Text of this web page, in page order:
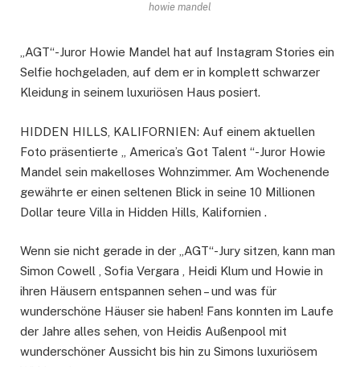
howie mandel
„AGT“-Juror Howie Mandel hat auf Instagram Stories ein
Selfie hochgeladen, auf dem er in komplett schwarzer
Kleidung in seinem luxuriösen Haus posiert.
HIDDEN HILLS, KALIFORNIEN: Auf einem aktuellen
Foto präsentierte „ America’s Got Talent “-Juror Howie
Mandel sein makelloses Wohnzimmer. Am Wochenende
gewährte er einen seltenen Blick in seine 10 Millionen
Dollar teure Villa in Hidden Hills, Kalifornien .
Wenn sie nicht gerade in der „AGT“-Jury sitzen, kann man
Simon Cowell , Sofia Vergara , Heidi Klum und Howie in
ihren Häusern entspannen sehen – und was für
wunderschöne Häuser sie haben! Fans konnten im Laufe
der Jahre alles sehen, von Heidis Außenpool mit
wunderschöner Aussicht bis hin zu Simons luxuriösem